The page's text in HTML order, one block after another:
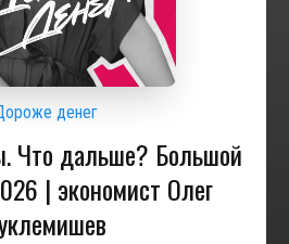
денег
Что дальше? Большой
| экономист Олег